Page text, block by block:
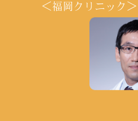
＜福岡クリニック＞